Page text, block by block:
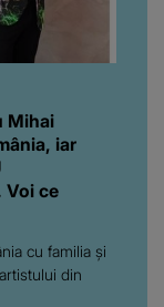
Mihai
iar
Voi ce
cu familia și
din